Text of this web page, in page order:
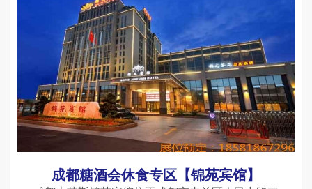
成都糖酒会休食专区【锦苑宾馆】